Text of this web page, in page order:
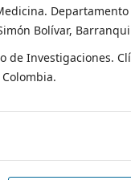
Bolívar,
de Investigaciones.